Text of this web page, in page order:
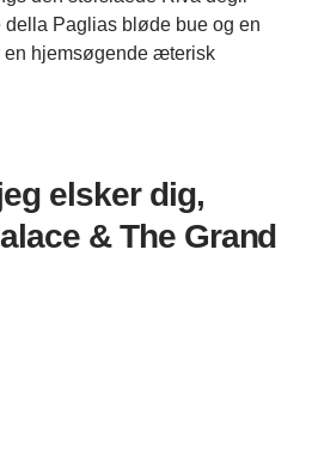
Paglias bløde bue og en
hjemsøgende æterisk
elsker dig,
& The Grand